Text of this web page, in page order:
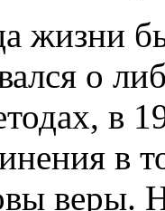
жизни
о
в
в
веры.